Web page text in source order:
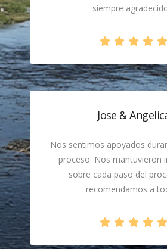
siempre
Jose &
Nos sentimos apoyados
proceso. Nos mantuvieron
sobre cada paso del
recomendamos a